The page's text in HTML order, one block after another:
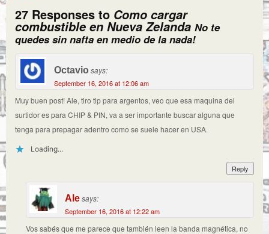
27 Responses to Como cargar
combustible en Nueva Zelanda No te
quedes sin nafta en medio de la nada!
Octavio says:
September 16, 2016 at 12:06 am
Muy buen post! Ale, tiro tip para argentos, veo que esa maquina del
surtidor es para CHIP & PIN, va a ser importante buscar alguna que
tenga para prepagar adentro como se suele hacer en USA.
Loading...
Reply
Alesays:
September 16, 2016 at 12:22 am
Vos sabés que me parece que también leen la banda magnética, no